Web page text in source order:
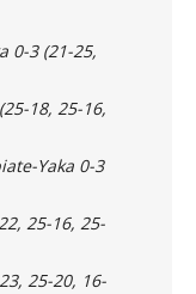
3 (21-25,
18, 25-16,
Yaka 0-3
25-16, 25-